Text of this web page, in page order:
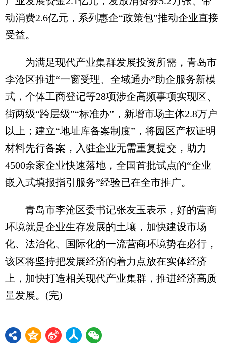
动消费2.6亿元，系列惠企“政策包”推动企业直接
受益。
为满足现代产业集群发展投资所需，青岛市
李沧区推进“一窗受理、全域通办”助企服务新模
式，个体工商登记等28项涉企高频事项实现区、
街两级“跨层级”“标准办”，新增市场主体2.8万户
以上；建立“地址库备案制度”，将园区产权证明
材料先行备案，入驻企业无需重复提交，助力
4500余家企业快速落地，全国首批试点的“企业
嵌入式填报指引服务”经验已在全市推广。
青岛市李沧区委书记张友玉表示，好的营商
环境就是企业生存发展的土壤，加快建设市场
化、法治化、国际化的一流营商环境势在必行，
该区将坚持把发展经济的着力点放在实体经济
上，加快打造相关现代产业集群，推进经济高质
量发展。(完)